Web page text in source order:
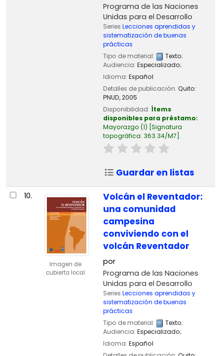
Programa de las Naciones
Unidas para el Desarrollo
Series Lecciones aprendidas y
sistematización de buenas
prácticas
Tipo de material:
Texto;
Audiencia: Especializado;
Idioma: Español
Detalles de publicación: Quito:
PNUD,2005
Disponibilidad: Ítems
disponibles para préstamo:
Mayorazgo (1) Signatura
topográfica: 363.34/M7 .
Guardar en listas
10.
Imagen de
cubierta local
Volcán el Reventador:
una comunidad
campesina
conviviendo con el
volcán Reventador
por
Programa de las Naciones
Unidas para el Desarrollo
Series Lecciones aprendidas y
sistematización de buenas
prácticas
Tipo de material:
Texto;
Audiencia: Especializado;
Idioma: Español